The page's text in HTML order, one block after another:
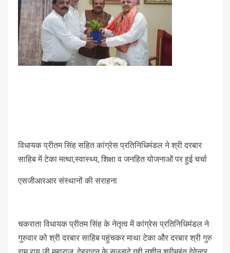
विधायक प्रीतम सिंह सहित कांग्रेस प्रतिनिधिमंडल ने श्री दरबार
साहिब में टेका मत्था,स्वास्थ्य, शिक्षा व जनहित योजनाओं पर हुई चर्चा
एसजीआरआर संस्थानों की सराहना
चकराता विधायक प्रीतम सिंह के नेतृत्व में कांग्रेस प्रतिनिधिमंडल ने
गुरुवार को श्री दरबार साहिब पहुंचकर माथा टेका और दरबार श्री गुरु